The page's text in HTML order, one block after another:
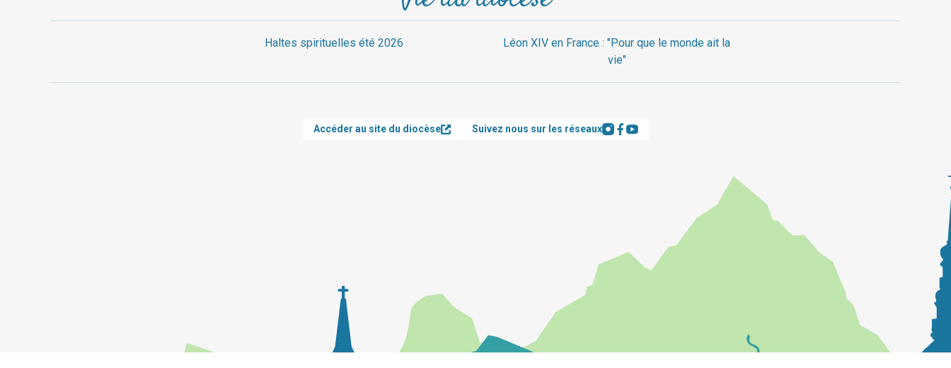
Haltes spirituelles été 2026
Léon XIV en France : "Pour que le monde ait la
vie"
Accéder au site du diocèse Suivez nous sur les réseaux